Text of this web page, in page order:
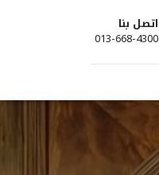
اتصل بنا
013-668-4300